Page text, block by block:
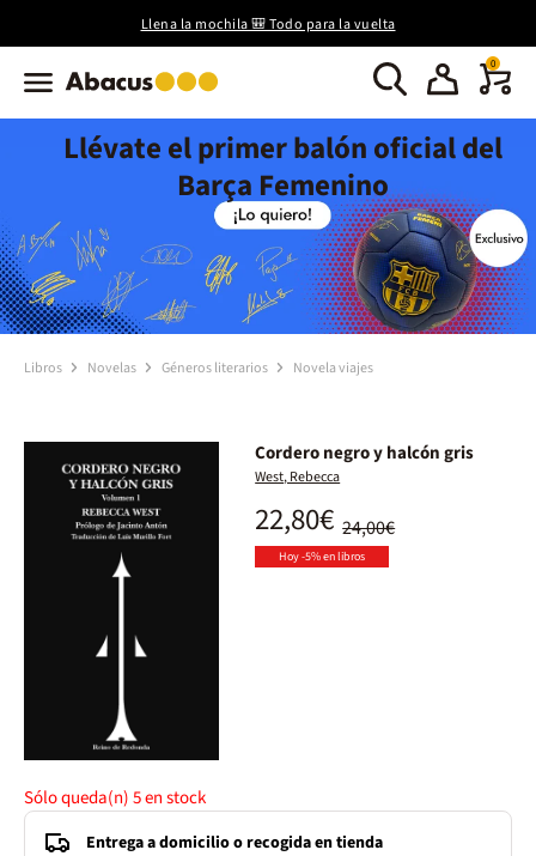
Llena la mochila 🎒 Todo para la vuelta
0
Llévate el primer balón oficial del
Barça Femenino
Libros Novelas Géneros literarios Novela viajes
Cordero negro y halcón gris
West, Rebecca
24,00€
22,80€
Hoy -5% en libros
Sólo queda(n)5en stock
Entrega a domicilio o recogida en tienda